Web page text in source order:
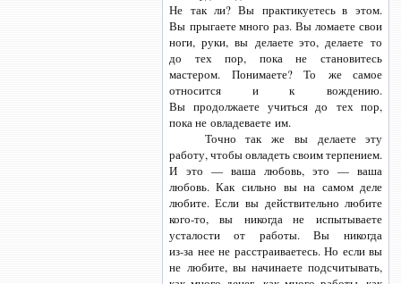
Не так ли? Вы практикуетесь в этом.
Вы прыгаете много раз. Вы ломаете свои
ноги, руки, вы делаете это, делаете то
до тех пор, пока не становитесь
мастером. Понимаете? То же самое
относится и к вождению.
Вы продолжаете учиться до тех пор,
пока не овладеваете им.
Точно так же вы делаете эту
работу, чтобы овладеть своим терпением.
И это — ваша любовь, это — ваша
любовь. Как сильно вы на самом деле
любите. Если вы действительно любите
кого-то, вы никогда не испытываете
усталости от работы. Вы никогда
из-за нее не расстраиваетесь. Но если вы
не любите, вы начинаете подсчитывать,